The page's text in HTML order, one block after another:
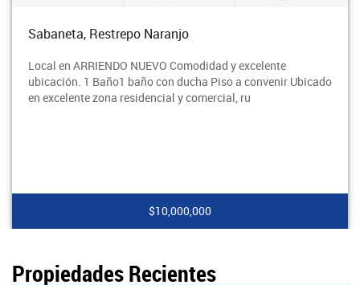
Sabaneta, Restrepo Naranjo
Local en ARRIENDO NUEVO Comodidad y excelente
ubicación. 1 Baño1 baño con ducha Piso a convenir Ubicado
en excelente zona residencial y comercial, ru
$10,000,000
Propiedades Recientes